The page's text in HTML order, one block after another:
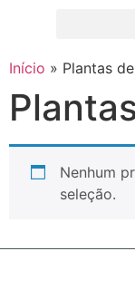
Início » Plantas
Nenhum
seleção.